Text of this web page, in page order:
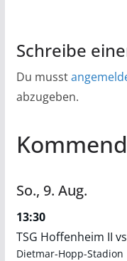
Schreibe
Du musst
abzugeben.
So., 9. Aug.
13:30
TSG Hoffenheim II
Dietmar-Hopp-Stadion